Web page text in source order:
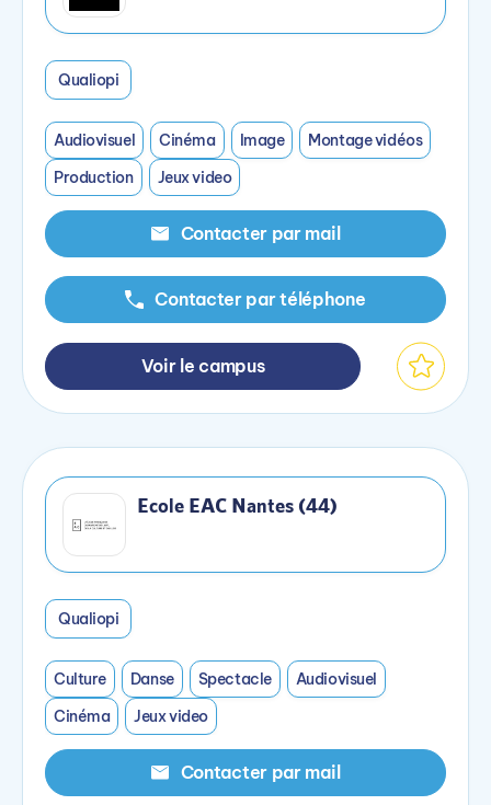
Qualiopi
Audiovisuel Cinéma Image
Montage vidéos
Production
Jeux video
Contacter par mail
Contacter par téléphone
Voir le campus
Ecole EAC Nantes (44)
Qualiopi
Culture Danse Spectacle
Audiovisuel
Cinéma
Jeux video
Contacter par mail